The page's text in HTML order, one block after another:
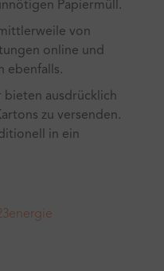
Papiermüll.
von
online und
ebenfalls.
bieten ausdrücklich
zu versenden.
in ein